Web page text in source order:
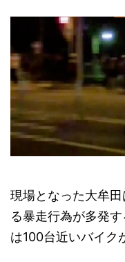
現場となった大牟田
る暴走行為が多発
は100台近いバイク